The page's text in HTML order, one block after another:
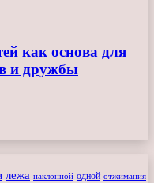
как основа для
и дружбы
лежа наклонной одной отжимания